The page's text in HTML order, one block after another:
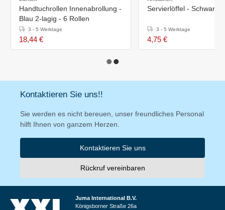
Handtuchrollen Innenabrollung -
Blau 2-lagig - 6 Rollen
3 - 5 Werktage
18,44 €
Servierlöffel - Schwarz -
3 - 5 Werktage
4,75 €
Kontaktieren Sie uns!!
Sie werden es nicht bereuen, unser freundliches Personal
hilft Ihnen von ganzem Herzen.
Kontaktieren Sie uns
Rückruf vereinbaren
Juma International B.V.
Königsborner Straße 26a